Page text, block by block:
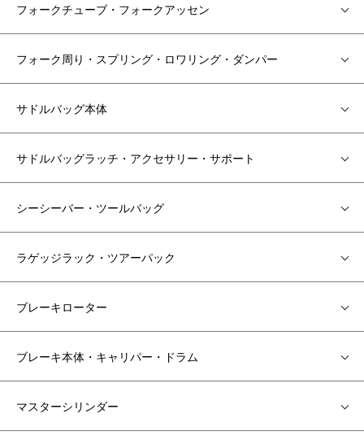
フォークチューブ・フォークアッセン
フォーク周り・スプリング・ロワリング・ダンパー
サドルバッグ本体
サドルバッグラッチ・アクセサリー・サポート
シーシーバー・ツールバッグ
ラゲッジラック・ツアーパック
ブレーキローター
ブレーキ本体・キャリパー・ドラム
マスターシリンダー